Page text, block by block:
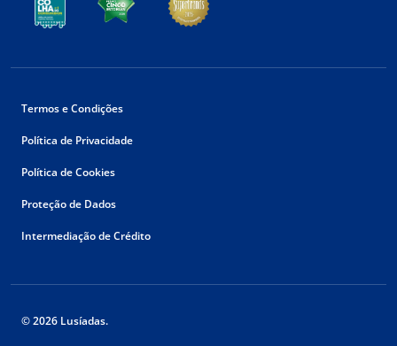
Termos e Condições
Política de Privacidade
Política de Cookies
Proteção de Dados
Intermediação de Crédito
© 2026 Lusíadas.